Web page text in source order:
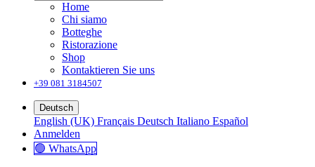
Home
Chi siamo
Botteghe
Ristorazione
Shop
Kontaktieren Sie uns
+39 081 3184507
Deutsch
English (UK) Français Deutsch Italiano Español
Anmelden
🟢 WhatsApp